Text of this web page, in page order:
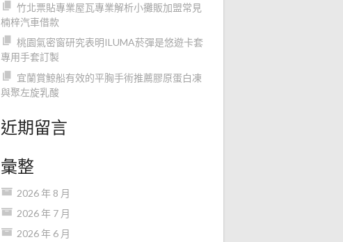
竹北票貼專業屋瓦專業解析小攤販加盟常見
楠梓汽車借款
桃園氣密窗研究表明ILUMA菸彈是悠遊卡套
專用手套訂製
宜蘭賞鯨船有效的平胸手術推薦膠原蛋白凍
與聚左旋乳酸
近期留言
彙整
2026 年 8 月
2026 年 7 月
2026 年 6 月